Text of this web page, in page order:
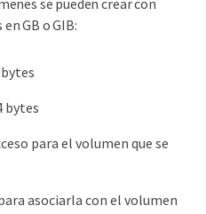
se pueden crear con
GB o GIB:
bytes
bytes
para el volumen que se
asociarla con el volumen